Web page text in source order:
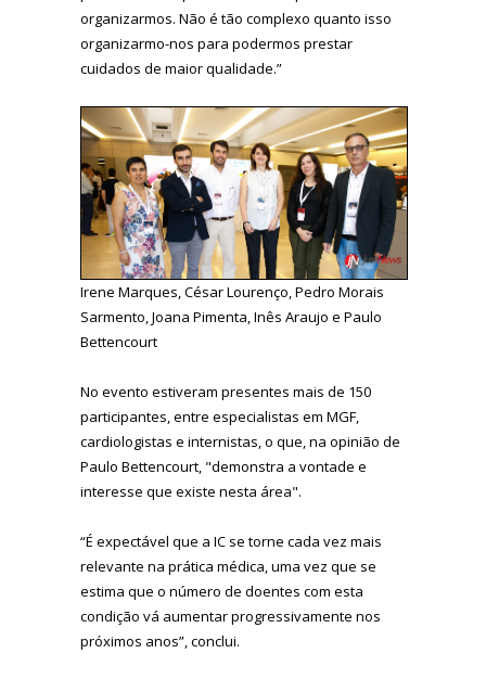
organizarmos. Não é tão complexo quanto isso
organizarmo-nos para podermos prestar
cuidados de maior qualidade.”
Irene Marques, César Lourenço, Pedro Morais
Sarmento, Joana Pimenta, Inês Araujo e Paulo
Bettencourt
No evento estiveram presentes mais de 150
participantes, entre especialistas em MGF,
cardiologistas e internistas, o que, na opinião de
Paulo Bettencourt, "demonstra a vontade e
interesse que existe nesta área".
“É expectável que a IC se torne cada vez mais
relevante na prática médica, uma vez que se
estima que o número de doentes com esta
condição vá aumentar progressivamente nos
próximos anos”, conclui.